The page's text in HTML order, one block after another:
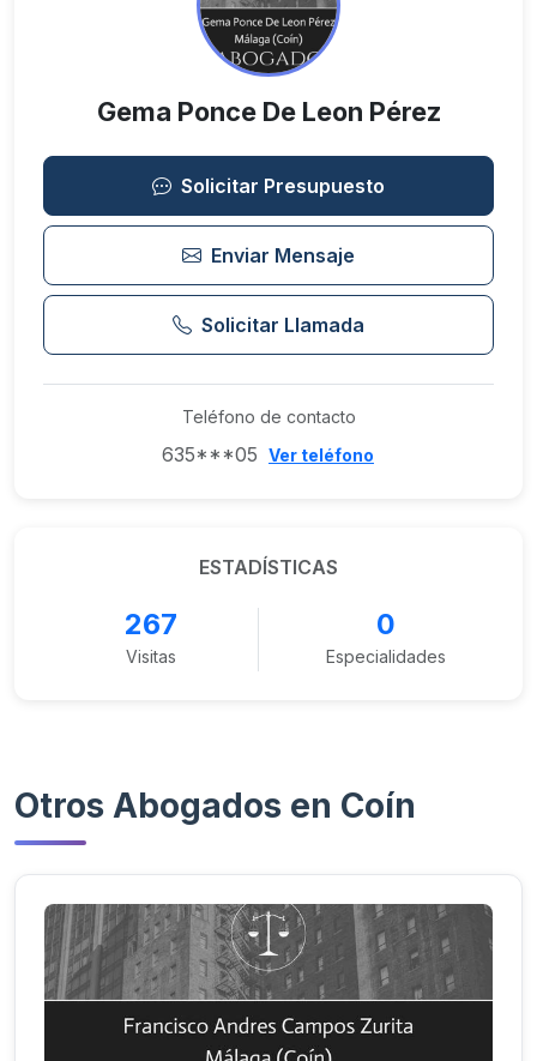
Gema Ponce De Leon Pérez
Solicitar Presupuesto
Enviar Mensaje
Solicitar Llamada
Teléfono de contacto
635***05 Ver teléfono
ESTADÍSTICAS
267
Visitas
0
Especialidades
Otros Abogados en Coín